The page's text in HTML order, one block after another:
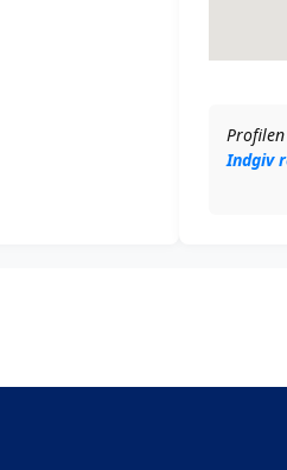
Indgiv